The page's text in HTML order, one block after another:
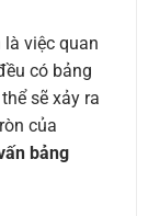
là việc quan
có bảng
sẽ xảy ra
của
bảng